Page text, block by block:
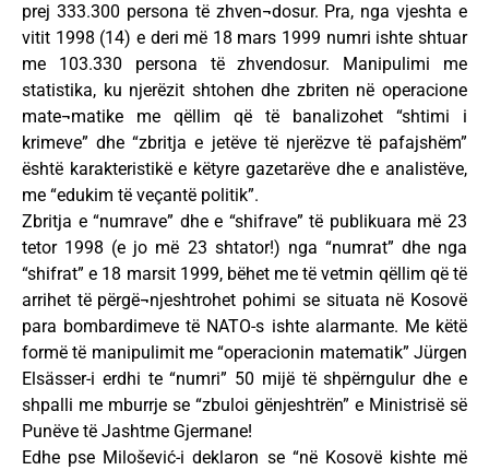
prej 333.300 persona të zhven¬dosur. Pra, nga vjeshta e
vitit 1998 (14) e deri më 18 mars 1999 numri ishte shtuar
me 103.330 persona të zhvendosur. Manipulimi me
statistika, ku njerëzit shtohen dhe zbriten në operacione
mate¬matike me qëllim që të banalizohet “shtimi i
krimeve” dhe “zbritja e jetëve të njerëzve të pafajshëm”
është karakteristikë e këtyre gazetarëve dhe e analistëve,
me “edukim të veçantë politik”.
Zbritja e “numrave” dhe e “shifrave” të publikuara më 23
tetor 1998 (e jo më 23 shtator!) nga “numrat” dhe nga
“shifrat” e 18 marsit 1999, bëhet me të vetmin qëllim që të
arrihet të përgë¬njeshtrohet pohimi se situata në Kosovë
para bombardimeve të NATO-s ishte alarmante. Me këtë
formë të manipulimit me “operacionin matematik” Jürgen
Elsässer-i erdhi te “numri” 50 mijë të shpërngulur dhe e
shpalli me mburrje se “zbuloi gënjeshtrën” e Ministrisë së
Punëve të Jashtme Gjermane!
Edhe pse Milošević-i deklaron se “në Kosovë kishte më